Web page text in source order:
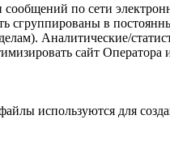
по сети
в
Аналитические/
сайт Оператора
используются для